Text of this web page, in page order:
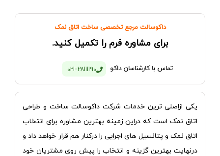
داکوسالت مرجع تخصصی ساخت اتاق نمک
برای مشاوره فرم را تکمیل کنید.
تماس با کارشناسان داکو 021-28111190
یکی ازاصلی ترین خدمات شرکت داکوسالت ساخت و طراحی
اتاق نمک است که دراین زمینه بهترین مشاوره برای انتخاب
اتاق نمک و پتانسیل های اجرایی را درکنار هم قرار خواهدداد و
درنهایت بهترین گزینه و انتخاب را پیش روی مشتریان خود